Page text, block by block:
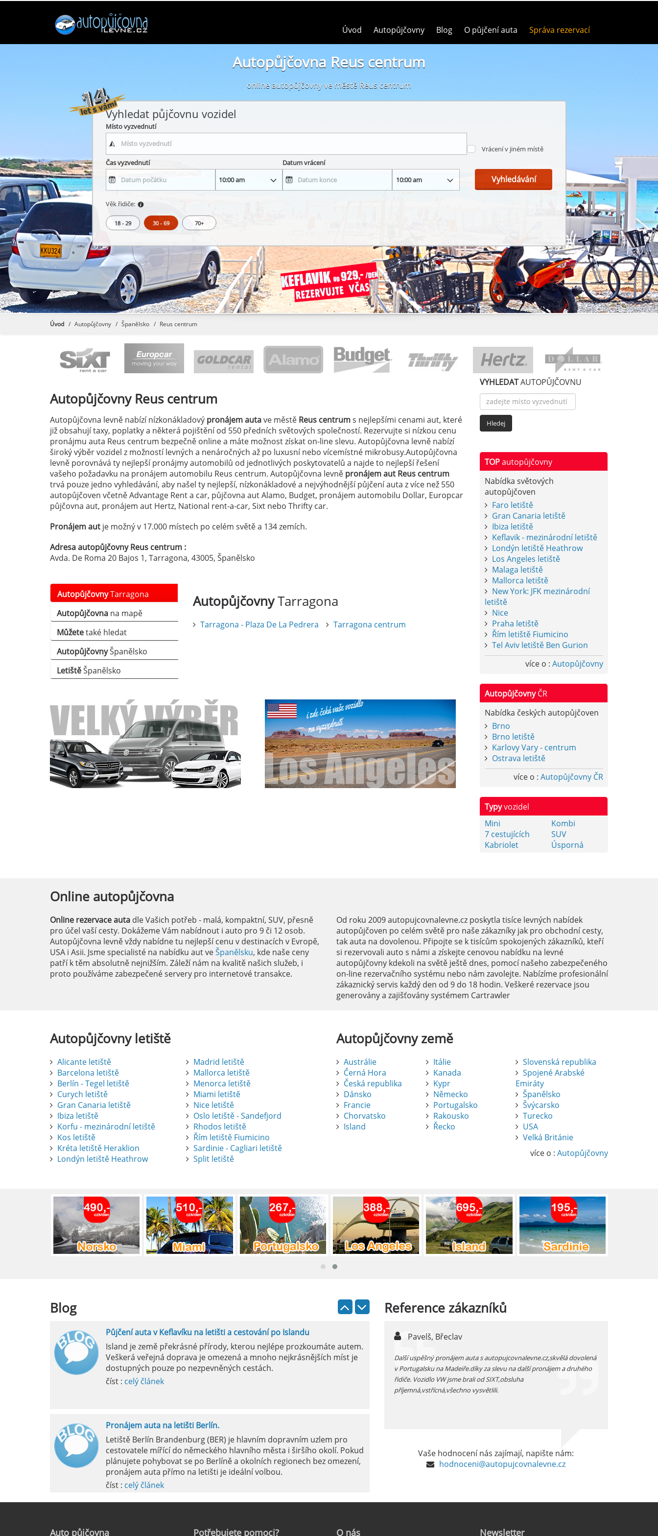
Úvod Autopůjčovny Blog O půjčení auta Správa rezervací
Autopůjčovna Reus centrum
online autopůjčovny ve městě Reus centrum
Vyhledat půjčovnu vozidel
Místo vyzvednutí
Vrácení v jiném místě
Čas vyzvednutí
Datum vrácení
Věk řidiče:
18 - 29 30 - 69 70+
Vyhledávání
Úvod Autopůjčovny Španělsko Reus centrum
AutopůjčovnyReus centrum
Autopůjčovna levně nabízí nízkonákladový pronájem autave městě Reus centrums nejlepšími cenami aut, které
již obsahují taxy, poplatky a některá pojištění od 550 předních světových společností. Rezervujte si nízkou cenu
pronájmu auta Reus centrum bezpečně online a máte možnost získat on-line slevu. Autopůjčovna levně nabízí
široký výběr vozidel z možností levných a nenáročných až po luxusní nebo vícemístné mikrobusy.Autopůjčovna
levně porovnává ty nejlepší pronájmy automobilů od jednotlivých poskytovatelů a najde to nejlepší řešení
vašeho požadavku na pronájem automobilu Reus centrum. Autopůjčovna levně pronájem aut Reus centrum
trvá pouze jedno vyhledávání, aby našel ty nejlepší, nízkonákladové a nejvýhodnější půjčení auta z více než 550
autopůjčoven včetně Advantage Rent a car, půjčovna aut Alamo, Budget, pronájem automobilu Dollar, Europcar
půjčovna aut, pronájem aut Hertz, National rent-a-car, Sixt nebo Thrifty car.
Pronájem aut je možný v 17.000 místech po celém světě a 134 zemích.
Adresa autopůjčovny Reus centrum :
Avda. De Roma 20 Bajos 1, Tarragona, 43005, Španělsko
AutopůjčovnyTarragona
Autopůjčovna na mapě
Můžetetaké hledat
AutopůjčovnyŠpanělsko
LetištěŠpanělsko
AutopůjčovnyTarragona
Tarragona - Plaza De La Pedrera Tarragona centrum
VYHLEDATAUTOPŮJČOVNU
TOPautopůjčovny
Nabídka světových
autopůjčoven
Faro letiště
Gran Canaria letiště
Ibiza letiště
Keflavik - mezinárodní letiště
Londýn letiště Heathrow
Los Angeles letiště
Malaga letiště
Mallorca letiště
New York: JFK mezinárodní
letiště
Nice
Praha letiště
Řím letiště Fiumicino
Tel Aviv letiště Ben Gurion
více o : Autopůjčovny
AutopůjčovnyČR
Nabídka českých autopůjčoven
Brno
Brno letiště
Karlovy Vary - centrum
Ostrava letiště
více o : Autopůjčovny ČR
Typyvozidel
Mini
Kombi
7 cestujících
SUV
Kabriolet
Úsporná
Online autopůjčovna
Online rezervace auta dle Vašich potřeb - malá, kompaktní, SUV, přesně
pro účel vaší cesty. Dokážeme Vám nabídnout i auto pro 9 či 12 osob.
Autopůjčovna levně vždy nabídne tu nejlepší cenu v destinacích v Evropě,
USA i Asii. Jsme specialisté na nabídku aut veŠpanělsku, kde naše ceny
patří k těm absolutně nejnižším. Záleží nám na kvalitě našich služeb, i
proto používáme zabezpečené servery pro internetové transakce.
Od roku 2009 autopujcovnalevne.cz poskytla tisíce levných nabídek
autopůjčoven po celém světě pro naše zákazníky jak pro obchodní cesty,
tak auta na dovolenou. Připojte se k tisícům spokojených zákazníků, kteří
si rezervovali auto s námi a získejte cenovou nabídku na levné
autopůjčovny kdekoli na světě ještě dnes, pomocí našeho zabezpečeného
on-line rezervačního systému nebo nám zavolejte. Nabízíme profesionální
zákaznický servis každý den od 9 do 18 hodin. Veškeré rezervace jsou
generovány a zajišťovány systémem Cartrawler
Autopůjčovnyletiště
Alicante letiště
Barcelona letiště
Berlín - Tegel letiště
Curych letiště
Gran Canaria letiště
Ibiza letiště
Korfu - mezinárodní letiště
Kos letiště
Kréta letiště Heraklion
Londýn letiště Heathrow
Madrid letiště
Mallorca letiště
Menorca letiště
Miami letiště
Nice letiště
Oslo letiště - Sandefjord
Rhodos letiště
Řím letiště Fiumicino
Sardinie - Cagliari letiště
Split letiště
Autopůjčovnyzemě
Austrálie
Černá Hora
Česká republika
Dánsko
Francie
Chorvatsko
Island
Itálie
Kanada
Kypr
Německo
Portugalsko
Rakousko
Řecko
Slovenská republika
Spojené Arabské
Emiráty
Španělsko
Švýcarsko
Turecko
USA
Velká Británie
více o : Autopůjčovny
Blog
Pronájem auta na letišti Alicante
Půjčení auta na letišti v Alicante je výborný způsob, jak pohodlně
číst :
celý článek
Pronájem auta na letišti Lefkada: Kompletní průvodce
Půjčení auta na letišti Lefkada je skvělý způsob, jak prozkoumat ostrov
Půjčení auta v Keflavíku na letišti a cestování po Islandu
Island je země překrásné přírody, kterou nejlépe prozkoumáte autem.
Veškerá veřejná doprava je omezená a mnoho nejkrásnějších míst je
dostupných pouze po nezpevněných cestách.
číst : celý článek
Pronájem auta na letišti Berlín.
Letiště Berlín Brandenburg (BER) je hlavním dopravním uzlem pro
cestovatele mířící do německého hlavního města i širšího okolí. Pokud
plánujete pohybovat se po Berlíně a okolních regionech bez omezení,
pronájem auta přímo na letišti je ideální volbou.
číst : celý článek
Letiště Marseille, oficiálně známé jako mezinárodní letiště Marseille-
Referencezákazníků
Milan,
pokud si půjčujete auto v jížním Španělsku zkontrolujte si před
vyzvednutím funkčnost kliamtizace, v létě je tam fakt vedro...
Pavelš, Břeclav
Další uspěšný pronájem auta s autopujcovnalevne.cz,skvělá dovolená
v Portugalsku na Madeiře.díky za slevu na další pronájem a druhého
řidiče. Vozidlo VW jsme brali od SIXT,obsluha
příjemná,vstřícná,všechno vysvětlili.
Vaše hodnocení nás zajímají, napište nám:
hodnoceni@autopujcovnalevne.cz
Auto půjčovna Potřebujetepomoci? O nás Newsletter